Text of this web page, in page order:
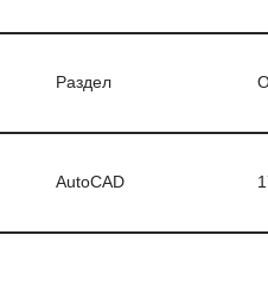
Раздел
AutoCAD